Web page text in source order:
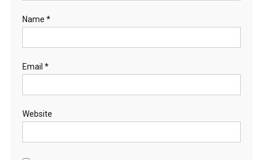
Name *
Email *
Website